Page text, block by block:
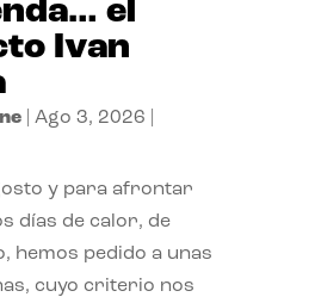
el
Ivan
| Ago 3, 2026
y para afrontar
días de calor, de
hemos pedido a unas
cuyo criterio nos